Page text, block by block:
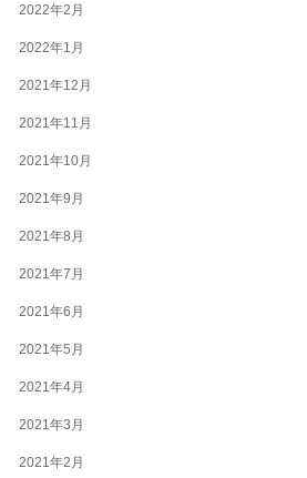
2022年2月
2022年1月
2021年12月
2021年11月
2021年10月
2021年9月
2021年8月
2021年7月
2021年6月
2021年5月
2021年4月
2021年3月
2021年2月